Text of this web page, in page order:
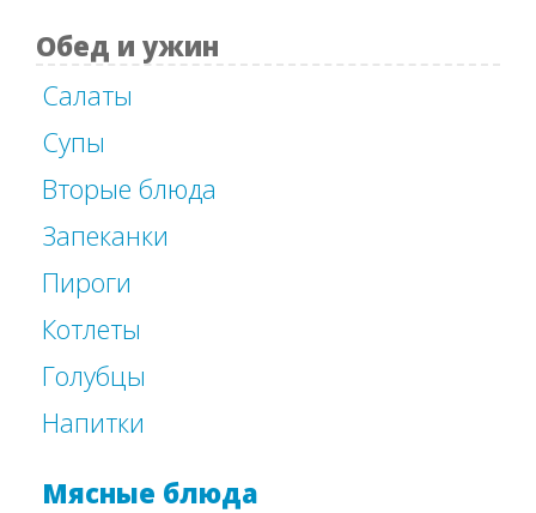
Обед и ужин
Салаты
Супы
Вторые блюда
Запеканки
Пироги
Котлеты
Голубцы
Напитки
Мясные блюда